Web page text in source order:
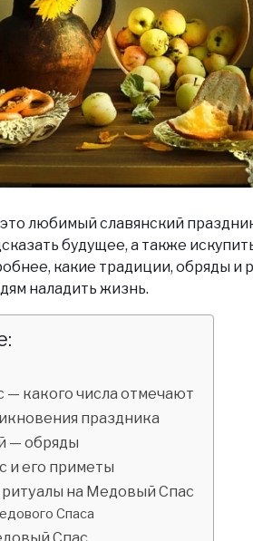
любимый славянский
будущее, а также
какие традиции, обряды и
наладить жизнь.
какого числа отмечают
праздника
— обряды
и его приметы
на Медовый Спас
Спаса